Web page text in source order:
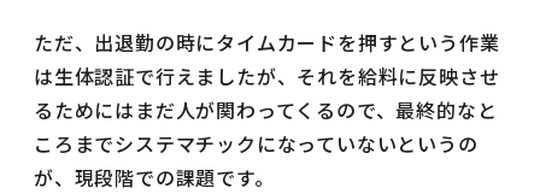
ただ、出退勤の時にタイムカードを押すという作業
は生体認証で行えましたが、それを給料に反映させ
るためにはまだ人が関わってくるので、最終的なと
ころまでシステマチックになっていないというの
が、現段階での課題です。